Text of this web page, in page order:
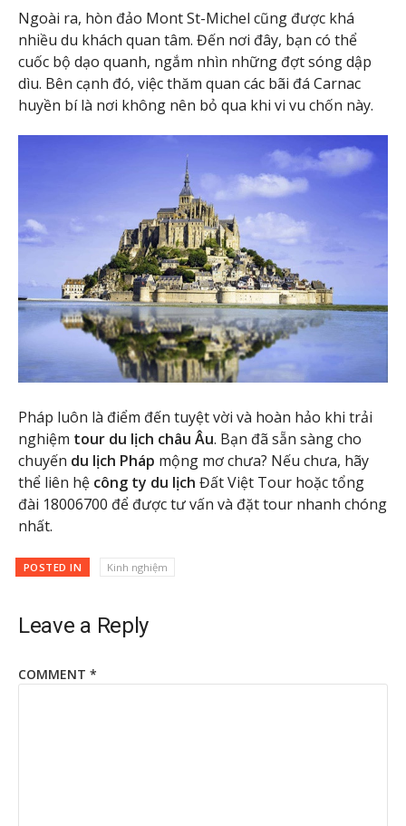
Ngoài ra, hòn đảo Mont St-Michel cũng được khá
nhiều du khách quan tâm. Đến nơi đây, bạn có thể
cuốc bộ dạo quanh, ngắm nhìn những đợt sóng dập
dìu. Bên cạnh đó, việc thăm quan các bãi đá Carnac
huyền bí là nơi không nên bỏ qua khi vi vu chốn này.
Pháp luôn là điểm đến tuyệt vời và hoàn hảo khi trải
nghiệm tour du lịch châu Âu. Bạn đã sẵn sàng cho
chuyến du lịch Pháp mộng mơ chưa? Nếu chưa, hãy
thể liên hệ công ty du lịch Đất Việt Tour hoặc tổng
đài 18006700 để được tư vấn và đặt tour nhanh chóng
nhất.
POSTED IN Kinh nghiệm
Leave a Reply
COMMENT *